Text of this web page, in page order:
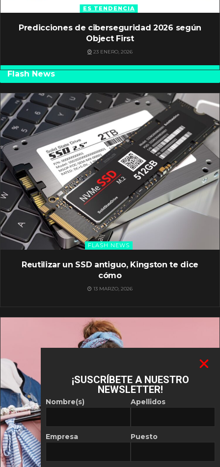
ES TENDENCIA
Predicciones de ciberseguridad 2026 según
Object First
23 ENERO, 2026
Flash News
FLASH NEWS
Reutilizar un SSD antiguo, Kingston te dice
cómo
13 MARZO, 2026
¡SUSCRÍBETE A NUESTRO
NEWSLETTER!
Nombre(s)
Empresa
Apellidos
Puesto